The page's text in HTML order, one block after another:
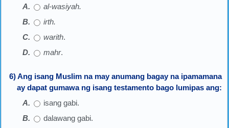
al-wasiyah.
irth.
warith.
mahr.
6) Ang isang Muslim na may anumang bagay na ipamamana
ay dapat gumawa ng isang testamento bago lumipas ang:
isang gabi.
dalawang gabi.